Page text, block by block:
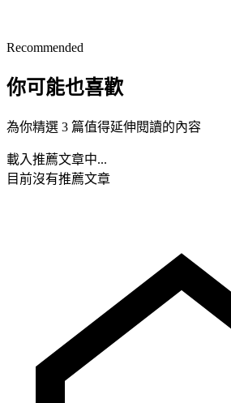
Recommended
你可能也喜歡
為你精選 3 篇值得延伸閱讀的內容
載入推薦文章中...
目前沒有推薦文章